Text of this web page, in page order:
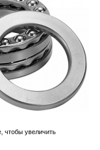
чтобы увеличить